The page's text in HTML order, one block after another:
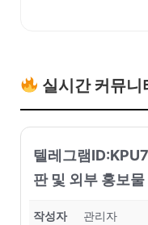
실시간 커뮤니
텔레그램
판 및 외부 홍보
작성자 관리자